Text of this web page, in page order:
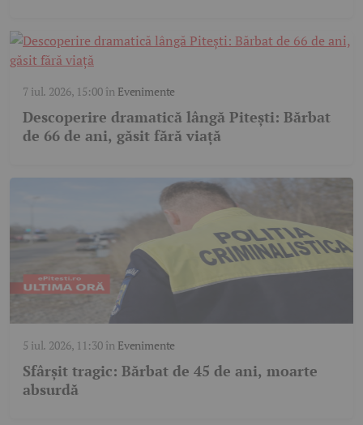
7 iul. 2026, 15:00în Evenimente
Descoperire dramatică lângă Pitești: Bărbat
de 66 de ani, găsit fără viață
5 iul. 2026, 11:30în Evenimente
Sfârșit tragic: Bărbat de 45 de ani, moarte
absurdă